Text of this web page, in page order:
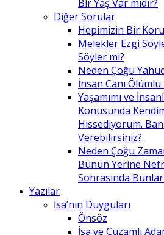
Bir Yaş Var mıdır?
Diğer Sorular
Hepimizin Bir
Melekler Ezgi
Söyler mi?
Neden Çoğu
İnsan Canı
Yaşamımı ve
Konusunda
Hissediyorum.
Verebilirsiniz?
Neden Çoğu
Bunun Yerine
Sonrasında
Yazılar
İsa’nın Duyguları
Önsöz
İsa ve Cüzamlı